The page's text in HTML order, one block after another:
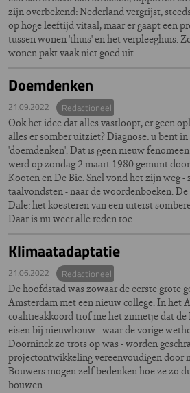
zijn overbekend: Nederland vergrijst,
op hoge leeftijd vitaal, maar er gaapt een
tussen wonen 'thuis' en het verpleeghuis.
wonen pakt vaak niet goed uit.
Doemdenken
21.09.2022 Redactioneel
Ook het idee dat alles vastloopt, er geen
alles er somber uitziet? Diagnose: u bent in
'doemdenken'. Dat is geen nieuw
werd op zondag 2 maart 1980 gemunt
Kooten en De Bie. Snel vond het zijn weg -
taalvondsten - naar de woordenboeken.
Dale: het koesteren van een uiterst
Daar is nu weer alle reden toe.
Klimaatadaptatie
21.06.2022 Redactioneel
De hoofdstad was zowaar de eerste grote
Amsterdam met een nieuw college. In het
coalitieakkoord trof me het zinnetje dat de
eisen bij nieuwbouw - waar de vorige
Doorninck zo trots op was - worden
projectontwikkeling vereenvoudigen door
Bouwers mogen zelf bedenken hoe ze zo
bouwen.